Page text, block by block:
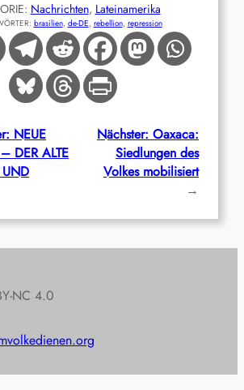
Nachrichten, Lateinamerika
brasilien, de-DE, rebellion, repression
NEUE
DER ALTE
UND
Nächster: Oaxaca:
Siedlungen des
Volkes mobilisiert
→
NC 4.0